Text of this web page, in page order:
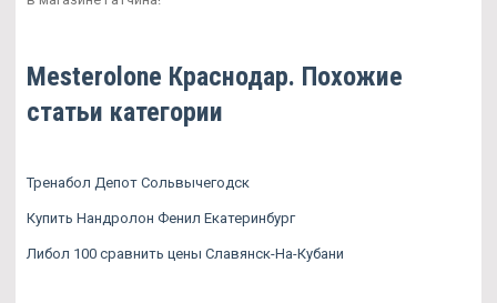
Mesterolone Краснодар. Похожие
статьи категории
Тренабол Депот Сольвычегодск
Купить Нандролон Фенил Екатеринбург
Либол 100 сравнить цены Славянск-На-Кубани